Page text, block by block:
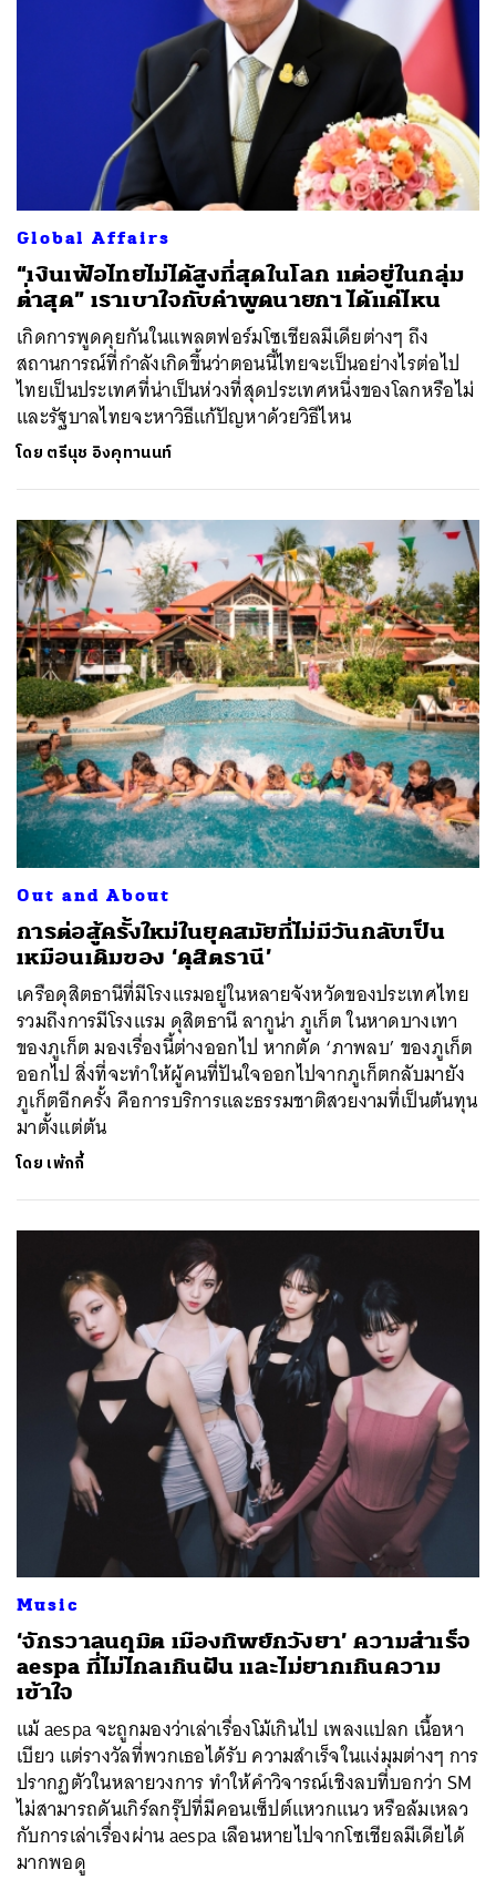
Global Affairs
“เงินเฟ้อไทยไม่ได้สูงที่สุดในโลก แต่อยู่ในกลุ่ม
ต่ำสุด” เราเบาใจกับคำพูดนายกฯ ได้แค่ไหน
เกิดการพูดคุยกันในแพลตฟอร์มโซเชียลมีเดียต่างๆ ถึง
สถานการณ์ที่กำลังเกิดขึ้นว่าตอนนี้ไทยจะเป็นอย่างไรต่อไป
ไทยเป็นประเทศที่น่าเป็นห่วงที่สุดประเทศหนึ่งของโลกหรือไม่
และรัฐบาลไทยจะหาวิธีแก้ปัญหาด้วยวิธีไหน
โดย ตรีนุช อิงคุทานนท์
Out and About
การต่อสู้ครั้งใหม่ในยุคสมัยที่ไม่มีวันกลับเป็น
เหมือนเดิมของ ‘ดุสิตธานี’
เครือดุสิตธานีที่มีโรงแรมอยู่ในหลายจังหวัดของประเทศไทย
รวมถึงการมีโรงแรม ดุสิตธานี ลากูน่า ภูเก็ต ในหาดบางเทา
ของภูเก็ต มองเรื่องนี้ต่างออกไป หากตัด ‘ภาพลบ’ ของภูเก็ต
ออกไป สิ่งที่จะทำให้ผู้คนที่ปันใจออกไปจากภูเก็ตกลับมายัง
ภูเก็ตอีกครั้ง คือการบริการและธรรมชาติสวยงามที่เป็นต้นทุน
มาตั้งแต่ต้น
โดย เพ้กกี้
Music
‘จักรวาลนฤมิต เมืองทิพย์กวังยา’ ความสำเร็จ
aespa ที่ไม่ไกลเกินฝัน และไม่ยากเกินความ
เข้าใจ
แม้ aespa จะถูกมองว่าเล่าเรื่องโม้เกินไป เพลงแปลก เนื้อหา
เบียว แต่รางวัลที่พวกเธอได้รับ ความสำเร็จในแง่มุมต่างๆ การ
ปรากฏตัวในหลายวงการ ทำให้คำวิจารณ์เชิงลบที่บอกว่า SM
ไม่สามารถดันเกิร์ลกรุ๊ปที่มีคอนเซ็ปต์แหวกแนว หรือล้มเหลว
กับการเล่าเรื่องผ่าน aespa เลือนหายไปจากโซเชียลมีเดียได้
มากพอดู